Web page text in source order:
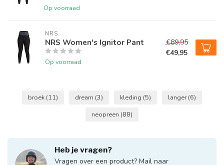
Op voorraad
NRS
NRS Women's Ignitor Pant
Op voorraad
€89,95
€49,95
broek (11) dream (3) kleding (5) langer(6)
neopreen (88)
Heb je vragen?
Vragen over een product? Mail naar